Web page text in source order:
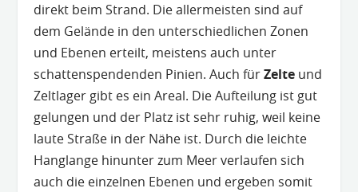
direkt beim Strand. Die allermeisten sind auf
dem Gelände in den unterschiedlichen Zonen
und Ebenen erteilt, meistens auch unter
schattenspendenden Pinien. Auch fürZelte und
Zeltlager gibt es ein Areal. Die Aufteilung ist gut
gelungen und der Platz ist sehr ruhig, weil keine
laute Straße in der Nähe ist. Durch die leichte
Hanglange hinunter zum Meer verlaufen sich
auch die einzelnen Ebenen und ergeben somit